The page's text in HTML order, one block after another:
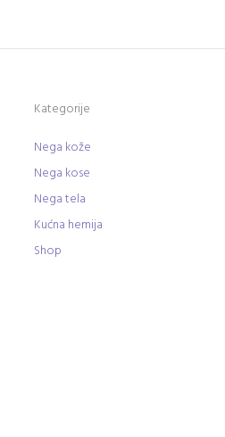
Kategorije
Nega kože
Nega kose
Nega tela
Kućna hemija
Shop